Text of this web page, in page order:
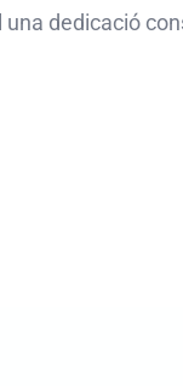
una dedicació